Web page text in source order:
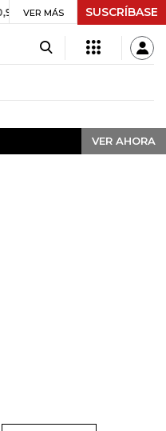
UVR $ 416,91 +$ 0,05 +0,01%
VER MÁS SUSCRÍBASE
VER AHORA
VER AHORA